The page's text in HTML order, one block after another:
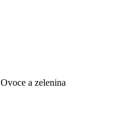
Ovoce a zelenina